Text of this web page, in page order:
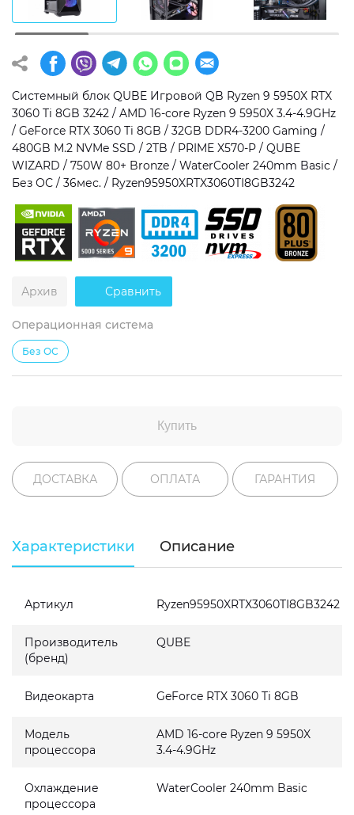
Операционная система
Windows 11 Home
Windows 11 Pro
Без ОС
Тип накопителя
SSD
HDD
SSD + HDD
Дополнительно
RGB-подсветка
Разблокированный множитель CPU
Сверхбыстрый M.2 SSD NVME
Системный блок QUBE Игровой QB Ryzen 9 5950X RTX
3060 Ti 8GB 3242 / AMD 16-core Ryzen 9 5950X 3.4-4.9GHz
/ GeForce RTX 3060 Ti 8GB / 32GB DDR4-3200 Gaming /
480GB M.2 NVMe SSD / 2TB / PRIME X570-P / QUBE
WIZARD / 750W 80+ Bronze / WaterCooler 240mm Basic /
Без ОС / 36мес. / Ryzen95950XRTX3060TI8GB3242
Архив Сравнить
Операционная система
Без ОС
Купить
ДОСТАВКА ОПЛАТА ГАРАНТИЯ
Характеристики Описание
Артикул Ryzen95950XRTX3060TI8GB3242
Производитель
(бренд)
QUBE
Видеокарта GeForce RTX 3060 Ti 8GB
Модель
процессора
AMD 16-core Ryzen 9 5950X
3.4-4.9GHz
Охлаждение
процессора
WaterCooler 240mm Basic